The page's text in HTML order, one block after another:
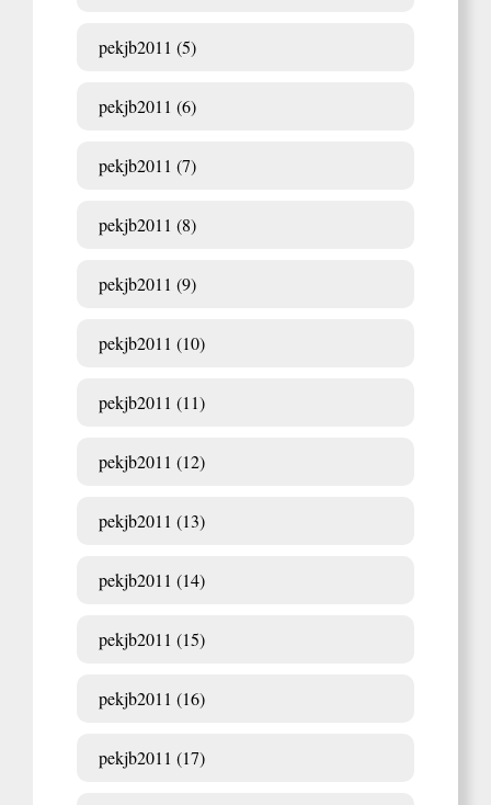
pekjb2011 (5)
pekjb2011 (6)
pekjb2011 (7)
pekjb2011 (8)
pekjb2011 (9)
pekjb2011 (10)
pekjb2011 (11)
pekjb2011 (12)
pekjb2011 (13)
pekjb2011 (14)
pekjb2011 (15)
pekjb2011 (16)
pekjb2011 (17)